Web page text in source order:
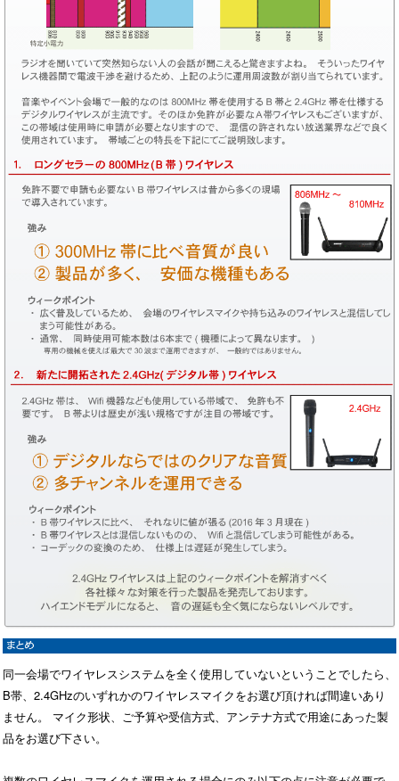
同一会場でワイヤレスシステムを全く使用していないということでしたら、
B帯、2.4GHzのいずれかのワイヤレスマイクをお選び頂ければ間違いあり
ません。 マイク形状、ご予算や受信方式、アンテナ方式で用途にあった製
品をお選び下さい。